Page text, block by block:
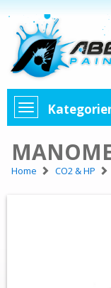
Home CO2 & HP